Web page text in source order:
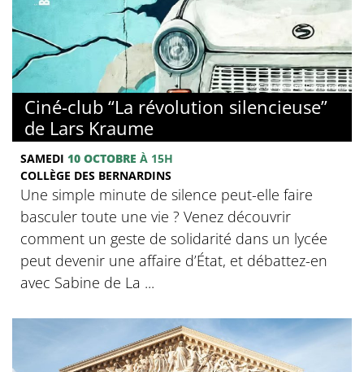
© Collège des Bernardins
Ciné-club “La révolution silencieuse”
de Lars Kraume
SAMEDI 10 OCTOBRE À 15H
COLLÈGE DES BERNARDINS
Une simple minute de silence peut-elle faire
basculer toute une vie ? Venez découvrir
comment un geste de solidarité dans un lycée
peut devenir une affaire d’État, et débattez-en
avec Sabine de La ...